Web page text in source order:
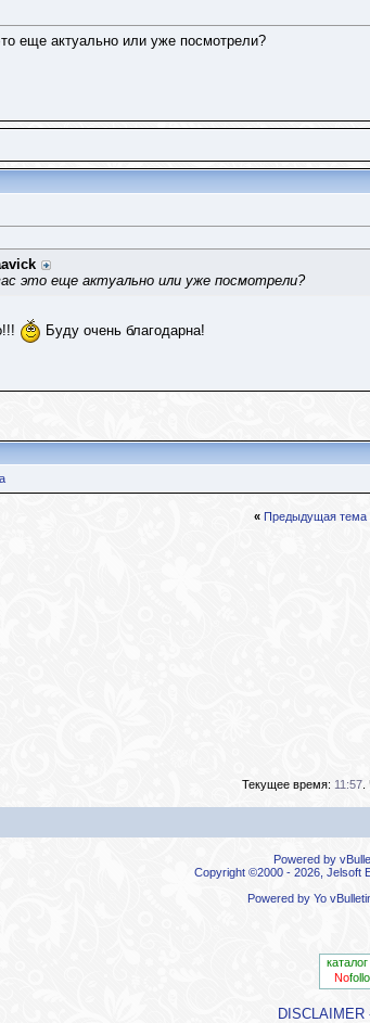
еще актуально или уже посмотрели?
это еще актуально или уже посмотрели?
Буду очень благодарна!
« Предыдущая тема
Текущее время: 11:57.
Powered by
Copyright ©2000 - 2026, Jelsoft
Powered by Yo
каталог
No